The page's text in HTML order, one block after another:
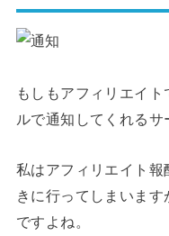
もしもアフィリエイ
ルで通知してくれるサ
私はアフィリエイト
きに行ってしまいま
ですよね。